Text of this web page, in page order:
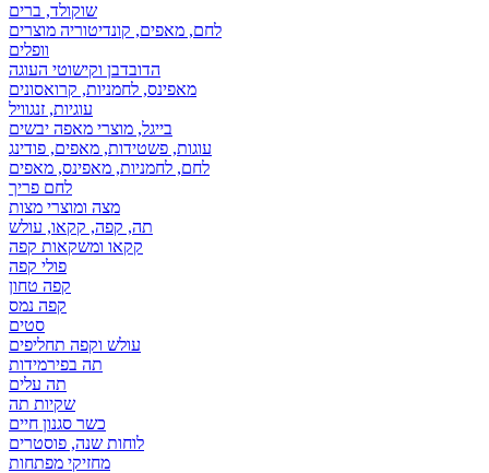
שוקולד, ברים
לחם, מאפים, קונדיטוריה מוצרים
וופלים
הדובדבן וקישוטי העוגה
מאפינס, לחמניות, קרואסונים
עוגיות, זנגוויל
בייגל, מוצרי מאפה יבשים
עוגות, פשטידות, מאפים, פודינג
לחם, לחמניות, מאפינס, מאפים
לחם פריך
מצה ומוצרי מצות
תה, קפה, קקאו, עולש
קקאו ומשקאות קפה
פולי קפה
קפה טחון
קפה נמס
סטים
עולש וקפה תחליפים
תה בפירמידות
תה עלים
שקיות תה
כשר סגנון חיים
לוחות שנה, פוסטרים
מחזיקי מפתחות